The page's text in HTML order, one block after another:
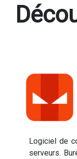
Logiciel de
serveurs.